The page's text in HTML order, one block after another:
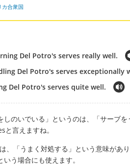
カ合衆国
Del Potro's serves really well.
Del Potro's serves exceptionally
Del Potro's serves quite well.
しのいでいる」というのは、「サーブを
言えますね。
、「うまく対処する」という意味があ
う場合にも使えます。